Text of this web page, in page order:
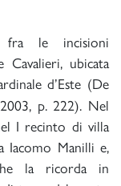
fra le incisioni
Cavalieri, ubicata
d’Este (De
p. 222). Nel
I recinto di villa
Iacomo Manilli e,
la ricorda in